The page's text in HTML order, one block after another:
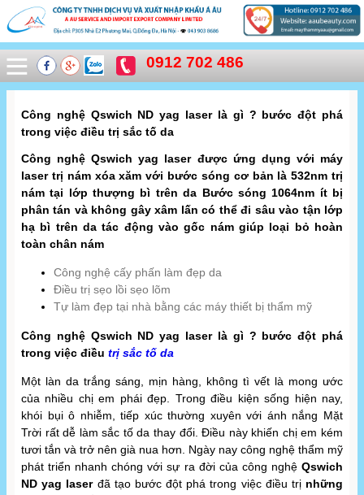
0912 702 486
Công nghệ Qswich ND yag laser là gì ? bước đột phá
trong việc điều trị sắc tố da
Công nghệ Qswich yag laser được ứng dụng với máy
laser trị nám xóa xăm với bước sóng cơ bản là 532nm trị
nám tại lớp thượng bì trên da Bước sóng 1064nm ít bị
phân tán và không gây xâm lấn có thể đi sâu vào tận lớp
hạ bì trên da tác động vào gốc nám giúp loại bỏ hoàn
toàn chân nám
Công nghệ cấy phấn làm đẹp da
Điều trị sẹo lồi sẹo lõm
Tự làm đẹp tại nhà bằng các máy thiết bị thẩm mỹ
Công nghệ Qswich ND yag laser là gì ? bước đột phá
trong việc điều trị sắc tố da
Một làn da trắng sáng, mịn hàng, không tì vết là mong ước
của nhiều chị em phái đẹp. Trong điều kiện sống hiện nay,
khói bụi ô nhiễm, tiếp xúc thường xuyên với ánh nắng Mặt
Trời rất dễ làm sắc tố da thay đổi. Điều này khiến chị em kém
tươi tắn và trở nên già nua hơn. Ngày nay công nghệ thẩm mỹ
phát triển nhanh chóng với sự ra đời của công nghệ Qswich
ND yag laserđã tạo bước đột phá trong việc điều trị những